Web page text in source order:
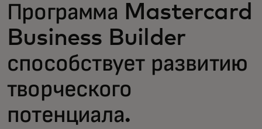
Для новаторов
Новости и тренды
Программа Mastercard
Business Builder
способствует развитию
творческого
потенциала.